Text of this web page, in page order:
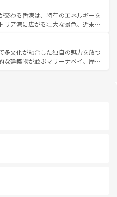
ー、ベトナムコーヒーなどは、ぜ
どの地域を訪れてもあたたかい人々
るので、きっと忘れられない旅にな
北部ではチェンマイなどの山岳地
南部ではプーケットやクラビの美し
分を楽しむことができる。タイ料理
温暖で、どの季節にも異なる楽しみ
やすいタイの人々、仏教を中心とし
観光資源が、訪れる旅人を魅了し続
交わる香港は、特有のエネルギーを
リア湾に広がる壮大な景色、近未来
するはず。観光スポットが密集し
ころを回れるのも魅力。息をのむよ
体験まで、香港を存分に楽しみ尽く
多文化が融合した独自の魅力を放つ
な建築物が並ぶマリーナベイ、歴史
風情を楽しめる外せないスポット